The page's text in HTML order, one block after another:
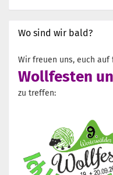
Wo sind wir bald?
Wir freuen uns, euch auf
Wollfesten
zu treffen: